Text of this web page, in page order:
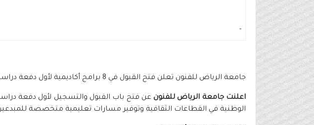
-
جامعة الرياض للفنون تعلن فتح القبول في 8 برامج أكاديمية لأول دفعة دراسية
اعلنت جامعة الرياض للفنون عن فتح باب القبول والتسجيل لأول دفعة
الوطنية في القطاعات الثقافية وتوفير مسارات تعليمية متخصصة